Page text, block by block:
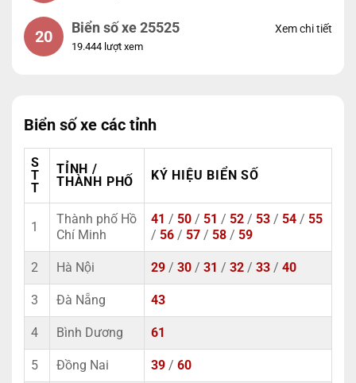
20 Biển số xe 25525
19.444 lượt xem
Xem chi tiết
Biển số xe các tỉnh
S
T
T
TỈNH /
THÀNH PHỐ
KÝ HIỆU BIỂN SỐ
1
Thành phố Hồ
Chí Minh
41 / 50 / 51 / 52 / 53 / 54 / 55
/ 56 / 57 / 58 / 59
2 Hà Nội 29 / 30 / 31 / 32 / 33 / 40
3 Đà Nẵng 43
4 Bình Dương 61
5 Đồng Nai 39 / 60